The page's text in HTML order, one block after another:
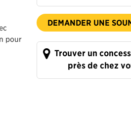
pour
DEMANDER UNE
Trouver un
près de chez